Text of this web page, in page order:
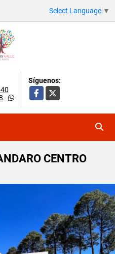
Select Language ▼
-
Síguenos:
Facebook
X
CENTRO